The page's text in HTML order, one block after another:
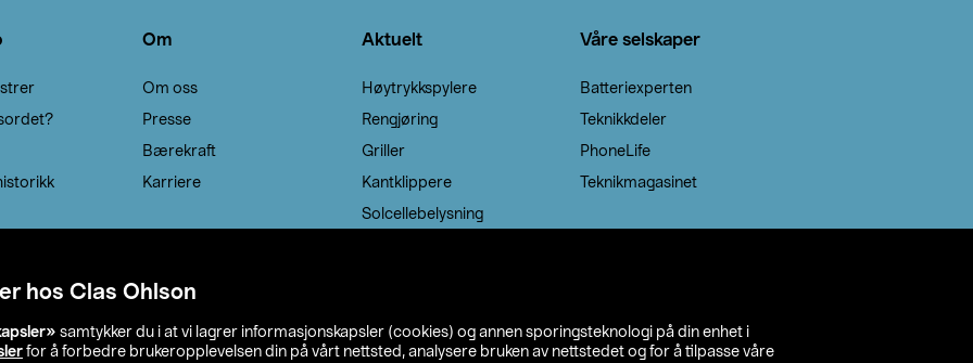
hos Clas Ohlson
samtykker du i at vi lagrer informasjonskapsler (cookies) og annen sporingsteknologi på din enhet i
for å forbedre brukeropplevelsen din på vårt nettsted, analysere bruken av nettstedet og for å tilpasse våre
Om
Om oss
Presse
Bærekraft
Karriere
Aktuelt
Høytrykkspylere
Rengjøring
Griller
Kantklippere
Solcellebelysning
Våre selskaper
Batteriexperten
Teknikkdeler
PhoneLife
Teknikmagasinet